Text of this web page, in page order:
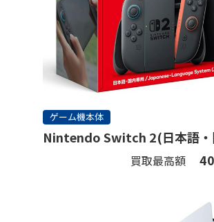
ゲーム機本体
Nintendo Switch 2(日本語・
買取最高額